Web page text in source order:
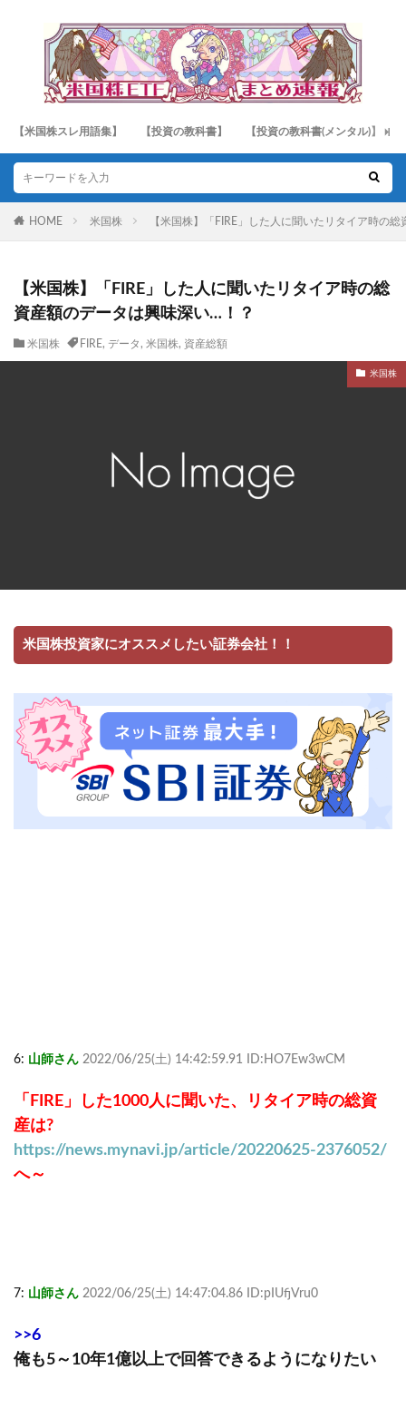
【米国株スレ用語集】 【投資の教科書】 【投資の教科書(メンタル)】
HOME 米国株 【米国株】「FIRE」した人に聞いたリタイア時の
【米国株】「FIRE」した人に聞いたリタイア時の総
資産額のデータは興味深い…！？
米国株 FIRE, データ , 米国株, 資産総額
米国株
米国株投資家にオススメしたい証券会社！！
6: 山師さん 2022/06/25(土) 14:42:59.91 ID:HO7Ew3wCM
「FIRE」した1000人に聞いた、リタイア時の総資
産は?
https://news.mynavi.jp/article/20220625-2376052/
へ～
7: 山師さん 2022/06/25(土) 14:47:04.86 ID:pIUfjVru0
>>6
俺も5～10年1億以上で回答できるようになりたい